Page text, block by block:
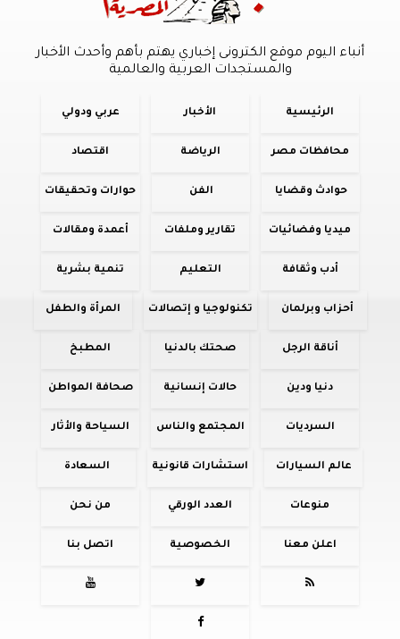
أنباء اليوم موقع الكترونى إخباري يهتم بأهم وأحدث الأخبار
والمستجدات العربية والعالمية
الرئيسية الأخبار عربي ودولي
محافظات مصر الرياضة اقتصاد
حوادث وقضايا الفن حوارات وتحقيقات
ميديا وفضائيات تقارير وملفات أعمدة ومقالات
أدب وثقافة التعليم تنمية بشرية
أحزاب وبرلمان تكنولوجيا و إتصالات المرأة والطفل
أناقة الرجل صحتك بالدنيا المطبخ
دنيا ودين حالات إنسانية صحافة المواطن
السرديات المجتمع والناس السياحة والأثار
عالم السيارات استشارات قانونية السعادة
منوعات العدد الورقي من نحن
اعلن معنا الخصوصية اتصل بنا



